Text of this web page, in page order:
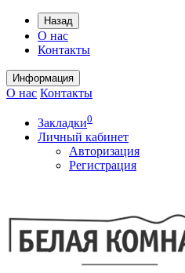
Назад
О нас
Контакты
Информация
О нас Контакты
Закладки0
Личный кабинет
Авторизация
Регистрация